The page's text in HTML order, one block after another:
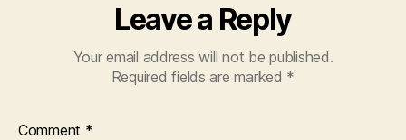
Leave a Reply
Your email address will not be published.
Required fields are marked *
Comment *